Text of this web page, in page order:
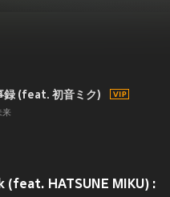
録 (feat. 初音ミク)
来
HATSUNE MIKU) :